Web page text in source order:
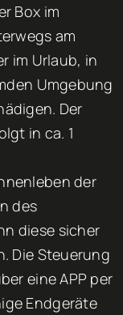
Box im
am
im Urlaub, in
Umgebung
Der
in ca. 1
der
des
diese sicher
Die Steuerung
eine APP per
Endgeräte